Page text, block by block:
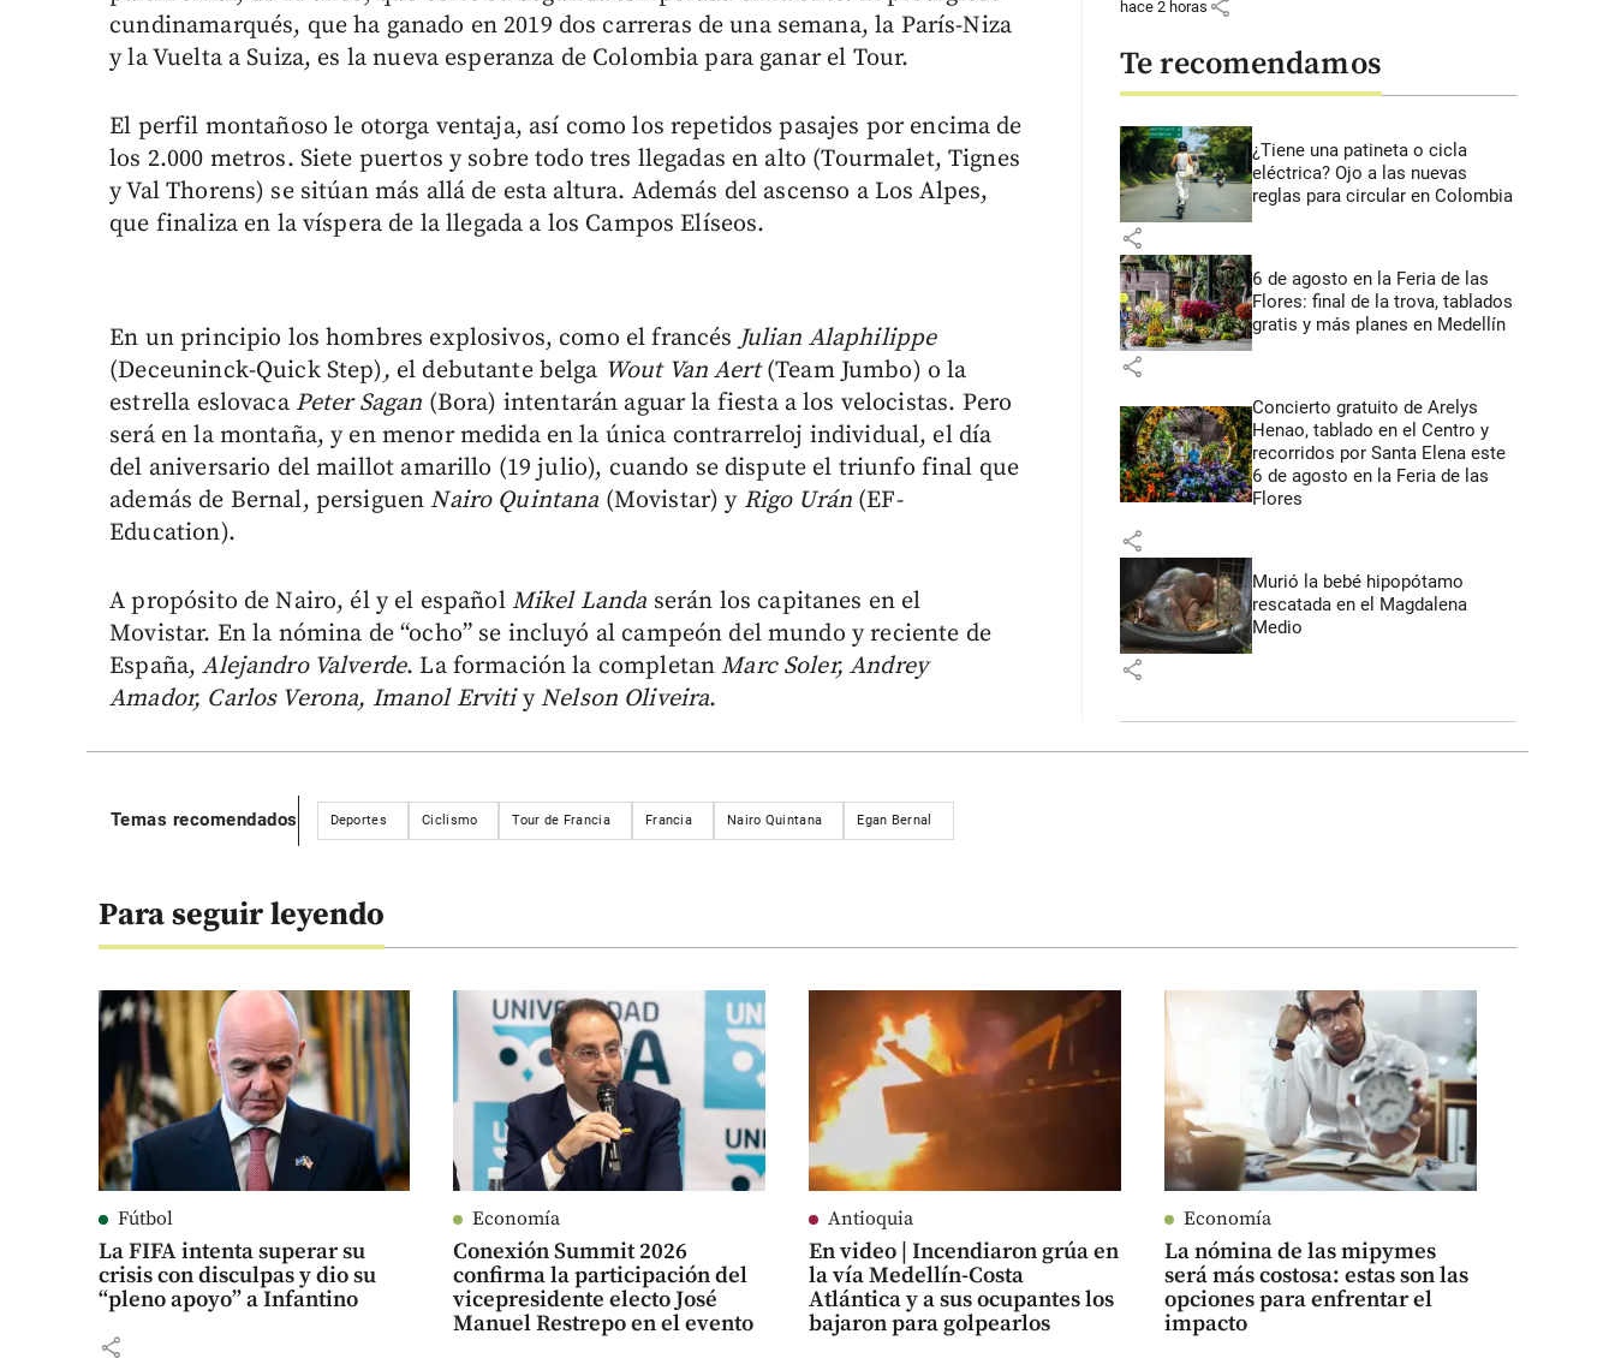
cundinamarqués, que ha ganado en 2019 dos carreras de una semana, la París-Niza
y la Vuelta a Suiza, es la nueva esperanza de Colombia para ganar el Tour.
El perfil montañoso le otorga ventaja, así como los repetidos pasajes por encima de
los 2.000 metros. Siete puertos y sobre todo tres llegadas en alto (Tourmalet, Tignes
y Val Thorens) se sitúan más allá de esta altura. Además del ascenso a Los Alpes,
que finaliza en la víspera de la llegada a los Campos Elíseos.
En un principio los hombres explosivos, como el francésJulian Alaphilippe
(Deceuninck-Quick Step), el debutante belga Wout Van Aert(Team Jumbo) o la
estrella eslovaca Peter Sagan (Bora) intentarán aguar la fiesta a los velocistas. Pero
será en la montaña, y en menor medida en la única contrarreloj individual, el día
del aniversario del maillot amarillo (19 julio), cuando se dispute el triunfo final que
además de Bernal, persiguen Nairo Quintana (Movistar) y Rigo Urán (EF-
Education).
A propósito de Nairo, él y el español Mikel Landa serán los capitanes en el
Movistar. En la nómina de “ocho” se incluyó al campeón del mundo y reciente de
España,Alejandro Valverde. La formación la completan Marc Soler, Andrey
Amador, Carlos Verona, Imanol ErvitiyNelson Oliveira.
hace 2 horas share
Te recomendamos
¿Tiene una patineta o cicla
eléctrica? Ojo a las nuevas
reglas para circular en Colombia
share
6 de agosto en la Feria de las
Flores: final de la trova, tablados
gratis y más planes en Medellín
share
Concierto gratuito de Arelys
Henao, tablado en el Centro y
recorridos por Santa Elena este
6 de agosto en la Feria de las
Flores
share
Murió la bebé hipopótamo
rescatada en el Magdalena
Medio
share
Temas recomendados Deportes Ciclismo Tour de Francia Francia Nairo Quintana Egan Bernal
Para seguir leyendo
Fútbol
La FIFA intenta superar su
crisis con disculpas y dio su
“pleno apoyo” a Infantino
share
Economía
Conexión Summit 2026
confirma la participación del
vicepresidente electo José
Manuel Restrepo en el evento
Antioquia
En video | Incendiaron grúa en
la vía Medellín-Costa
Atlántica y a sus ocupantes los
bajaron para golpearlos
Economía
La nómina de las mipymes
será más costosa: estas son las
opciones para enfrentar el
impacto